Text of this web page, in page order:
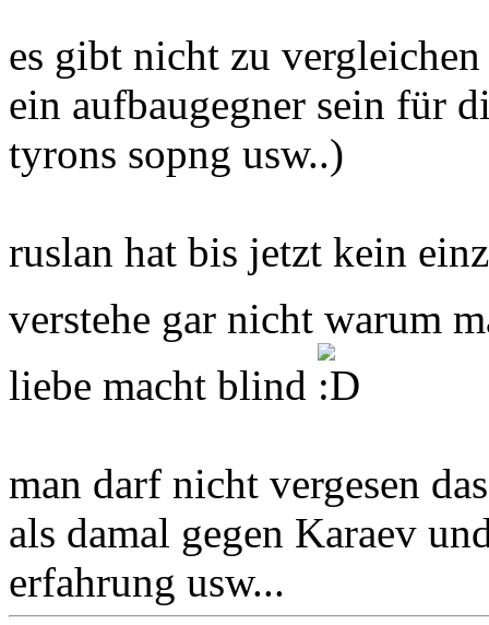
es gibt nicht zu
ein aufbaugegner sein für
tyrons sopng usw..)
ruslan hat bis jetzt kein
verstehe gar nicht warum
liebe macht blind
man darf nicht vergesen
als damal gegen Karaev
erfahrung usw...